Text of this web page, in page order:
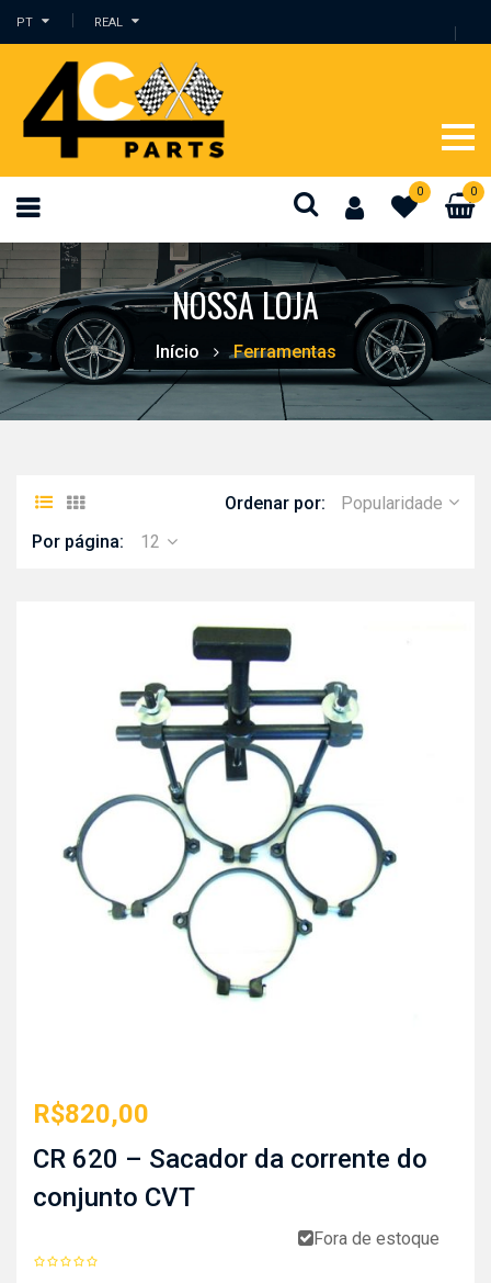
PT REAL
0 0
NOSSA LOJA
Início Ferramentas
Ordenar por:
Popularidade
Por página:
12
R$820,00
CR 620 – Sacador da corrente do
conjunto CVT
Fora de estoque